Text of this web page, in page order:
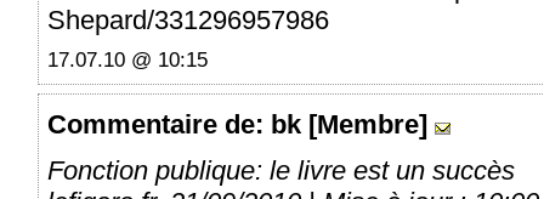
Shepard/331296957986
17.07.10 @ 10:15
Commentaire de: bk [Membre]
Fonction publique: le livre est un succès